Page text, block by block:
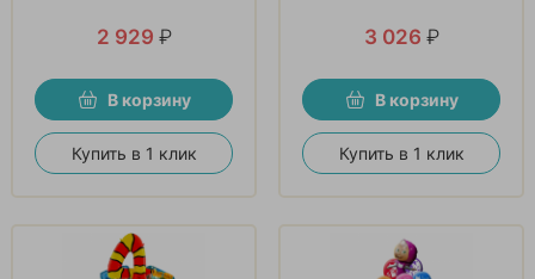
2 929 ₽
В корзину
Купить в 1 клик
3 026 ₽
В корзину
Купить в 1 клик